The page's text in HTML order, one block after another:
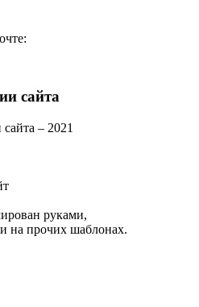
сайта
сайта – 2021
руками,
на прочих шаблонах.